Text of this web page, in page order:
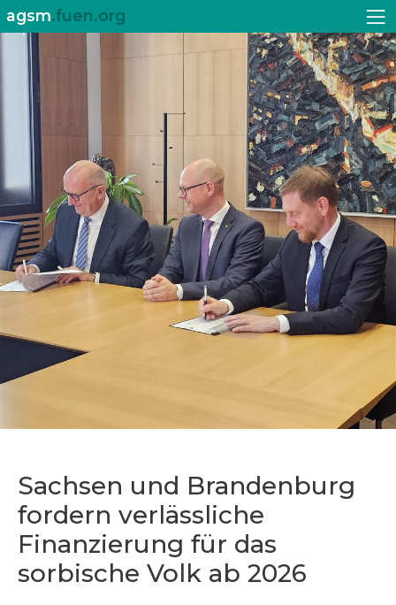
agsm.fuen.org
Sachsen und Brandenburg
fordern verlässliche
Finanzierung für das
sorbische Volk ab 2026